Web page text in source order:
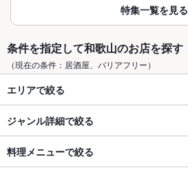
特集一覧を見る
条件を指定して和歌山のお店を探す
（現在の条件：居酒屋、バリアフリー）
エリアで絞る
ジャンル詳細で絞る
料理メニューで絞る